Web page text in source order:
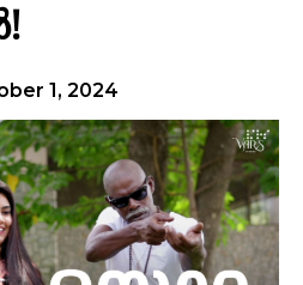
1, 2024